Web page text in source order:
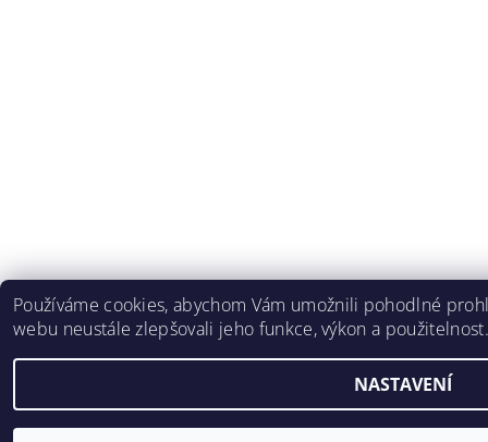
Používáme cookies, abychom Vám umožnili pohodlné
webu neustále zlepšovali jeho funkce, výkon a
NASTAVENÍ